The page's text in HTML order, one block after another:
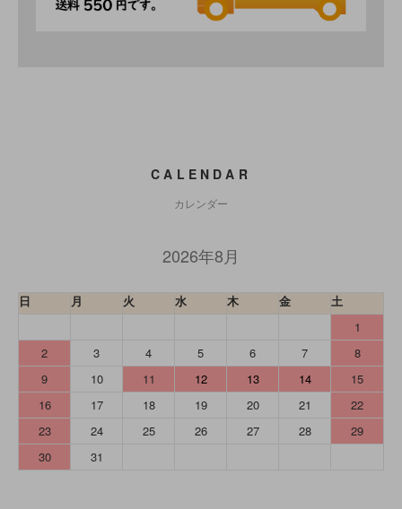
CALENDAR
カレンダー
2026年8月
日 月 火 水 木 金
土
1
2
3 4 5 6 7
8
9
10 11 12 13 14
15
16
17 18 19 20 21
22
23
24 25 26 27 28
29
30
31